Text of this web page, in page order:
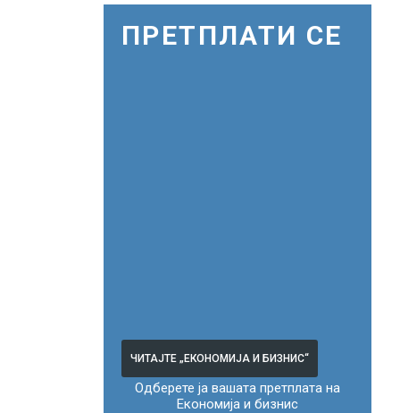
ЦЕНТРАЛИ
ПРЕТПЛАТИ СЕ
ЧИТАЈТЕ „ЕКОНОМИЈА И БИЗНИС“
Одберете ја вашата претплата на
Економија и бизнис